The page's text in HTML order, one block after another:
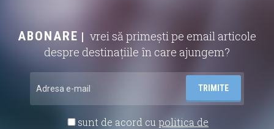
ABONARE
vrei să primești pe email articole
despre destinațiile în care ajungem?
sunt de acord cu politica de